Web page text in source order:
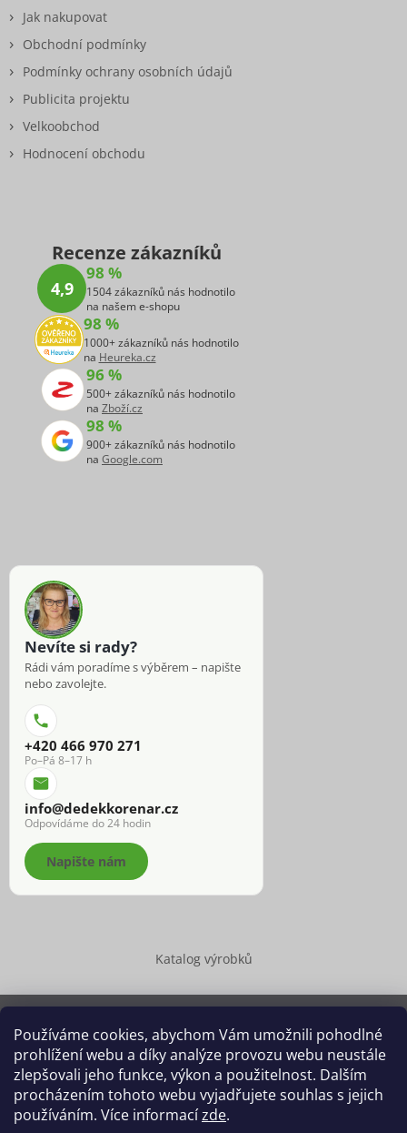
Používáme cookies, abychom Vám umožnili pohodlné
prohlížení webu a díky analýze provozu webu neustále
zlepšovali jeho funkce, výkon a použitelnost. Dalším
procházením tohoto webu vyjadřujete souhlas s jejich
používáním. Více informacízde.
Jak nakupovat
Obchodní podmínky
Podmínky ochrany osobních údajů
Publicita projektu
Velkoobchod
Hodnocení obchodu
Recenze zákazníků
4,9
98 %
1504 zákazníků nás hodnotilo
na našem e-shopu
98 %
1000+ zákazníků nás hodnotilo
na Heureka.cz
96 %
500+ zákazníků nás hodnotilo
na Zboží.cz
98 %
900+ zákazníků nás hodnotilo
na Google.com
Nevíte si rady?
Rádi vám poradíme s výběrem – napište
nebo zavolejte.
+420 466 970 271
Po–Pá 8–17 h
info@dedekkorenar.cz
Odpovídáme do 24 hodin
Napište nám
Katalog výrobků
Copyright 2026 Dědek kořenář®
. Všechna práva vyhrazena.
Upravit nastavení cookies
Grafický návrh vytvořil a na Shoptet implementoval